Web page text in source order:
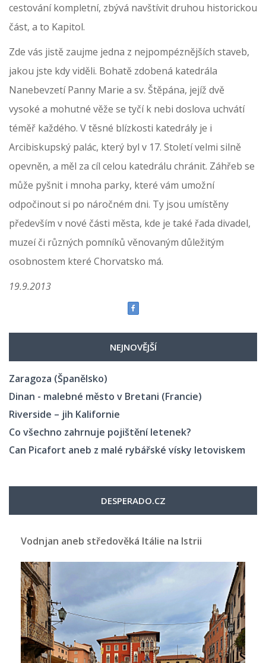
cestování kompletní, zbývá navštívit druhou historickou
část, a to Kapitol.
Zde vás jistě zaujme jedna z nejpompéznějších staveb,
jakou jste kdy viděli. Bohatě zdobená katedrála
Nanebevzetí Panny Marie a sv. Štěpána, jejíž dvě
vysoké a mohutné věže se tyčí k nebi doslova uchvátí
téměř každého. V těsné blízkosti katedrály je i
Arcibiskupský palác, který byl v 17. Století velmi silně
opevněn, a měl za cíl celou katedrálu chránit. Záhřeb se
může pyšnit i mnoha parky, které vám umožní
odpočinout si po náročném dni. Ty jsou umístěny
především v nové části města, kde je také řada divadel,
muzeí či různých pomníků věnovaným důležitým
osobnostem které Chorvatsko má.
19.9.2013
NEJNOVĚJŠÍ
Zaragoza (Španělsko)
Dinan - malebné město v Bretani (Francie)
Riverside – jih Kalifornie
Co všechno zahrnuje pojištění letenek?
Can Picafort aneb z malé rybářské vísky letoviskem
DESPERADO.CZ
Vodnjan aneb středověká Itálie na Istrii